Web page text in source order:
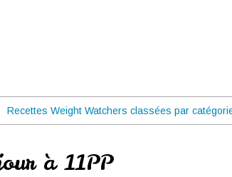
Recettes Weight Watchers classées par
à 11PP